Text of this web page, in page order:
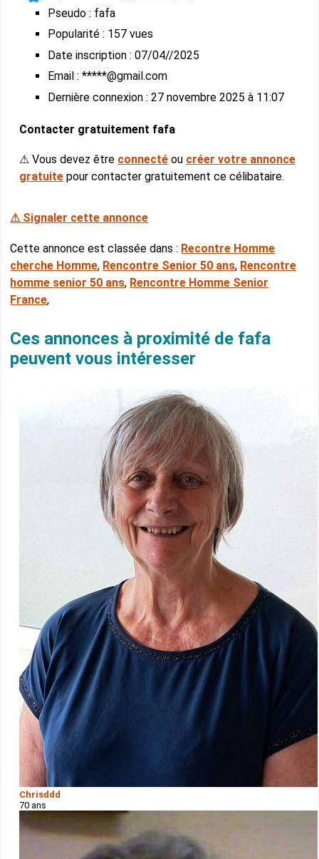
Pseudo : fafa
Popularité : 157 vues
Date inscription : 07/04//2025
Email : *****@gmail.com
Dernière connexion : 27 novembre 2025 à 11:07
Contacter gratuitement fafa
⚠ Vous devez être connectéou créer votre annonce
gratuitepour contacter gratuitement ce célibataire.
⚠ Signaler cette annonce
Cette annonce est classée dans : Recontre Homme
cherche Homme, Rencontre Senior 50 ans, Rencontre
homme senior 50 ans, Rencontre Homme Senior
France,
Ces annonces à proximité de fafa
peuvent vous intéresser
Chrisddd
70 ans